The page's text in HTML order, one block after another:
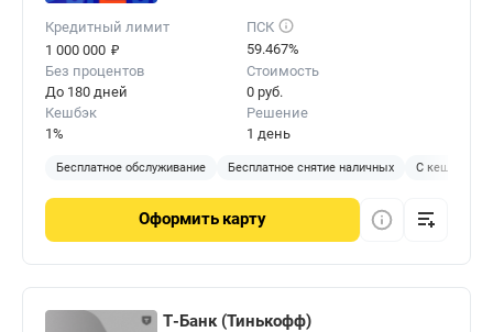
Кредитный лимит
1 000 000 ₽
ПСК
59.467%
Без процентов
До 180 дней
Стоимость
0 руб.
Кешбэк
1%
Решение
1 день
Бесплатное обслуживание Бесплатное снятие наличных С кешбэком
Оформить карту
Т-Банк (Тинькофф)